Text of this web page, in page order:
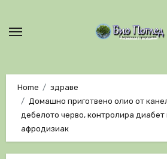
Home
здраве
Домашно приготвено олио от
дебелото черво, контролира диабет
афродизиак